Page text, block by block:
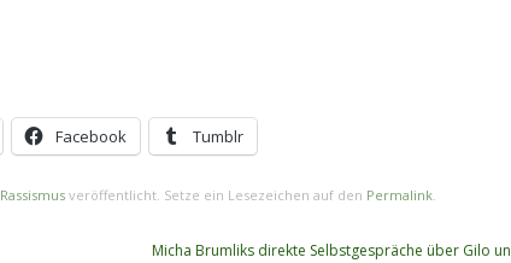
Facebook Tumblr
Rassismus veröffentlicht. Setze ein Lesezeichen auf den Permalink.
Micha Brumliks direkte Selbstgespräche über Gilo